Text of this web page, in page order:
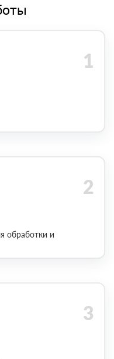
обработки и